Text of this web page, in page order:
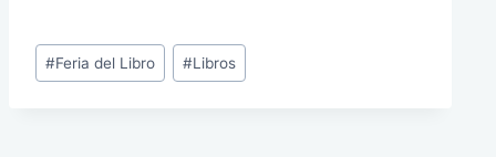
Etiquetas
de
#Feria del Libro #Libros